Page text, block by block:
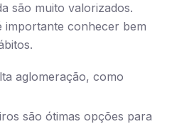
são muito valorizados.
importante conhecer bem
aglomeração, como
são ótimas opções para